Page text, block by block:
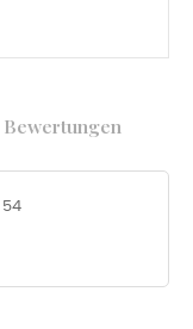
Bewertungen
54